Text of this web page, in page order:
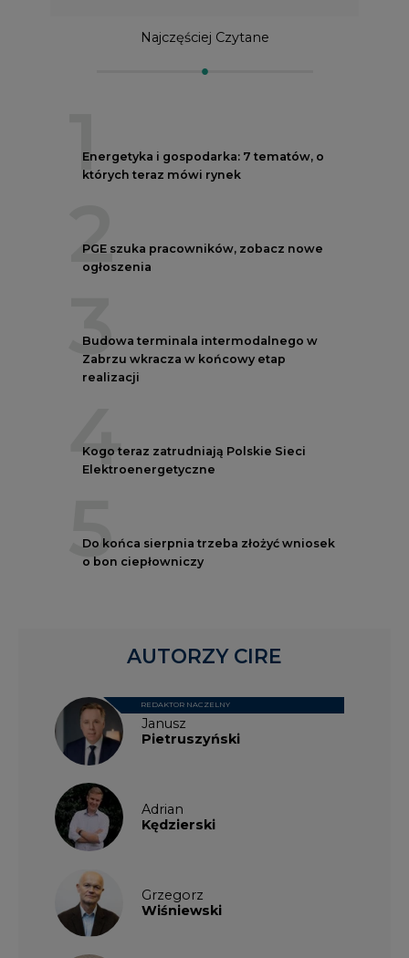
Najczęściej Czytane
1
Energetyka i gospodarka: 7 tematów, o
których teraz mówi rynek
2
PGE szuka pracowników, zobacz nowe
ogłoszenia
3
Budowa terminala intermodalnego w
Zabrzu wkracza w końcowy etap
realizacji
4
Kogo teraz zatrudniają Polskie Sieci
Elektroenergetyczne
5
Do końca sierpnia trzeba złożyć wniosek
o bon ciepłowniczy
Janusz
Pietruszyński
REDAKTOR NACZELNY
Adrian
Kędzierski
Grzegorz
Wiśniewski
AUTORZY CIRE